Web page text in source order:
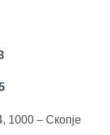
1000 – Скопје